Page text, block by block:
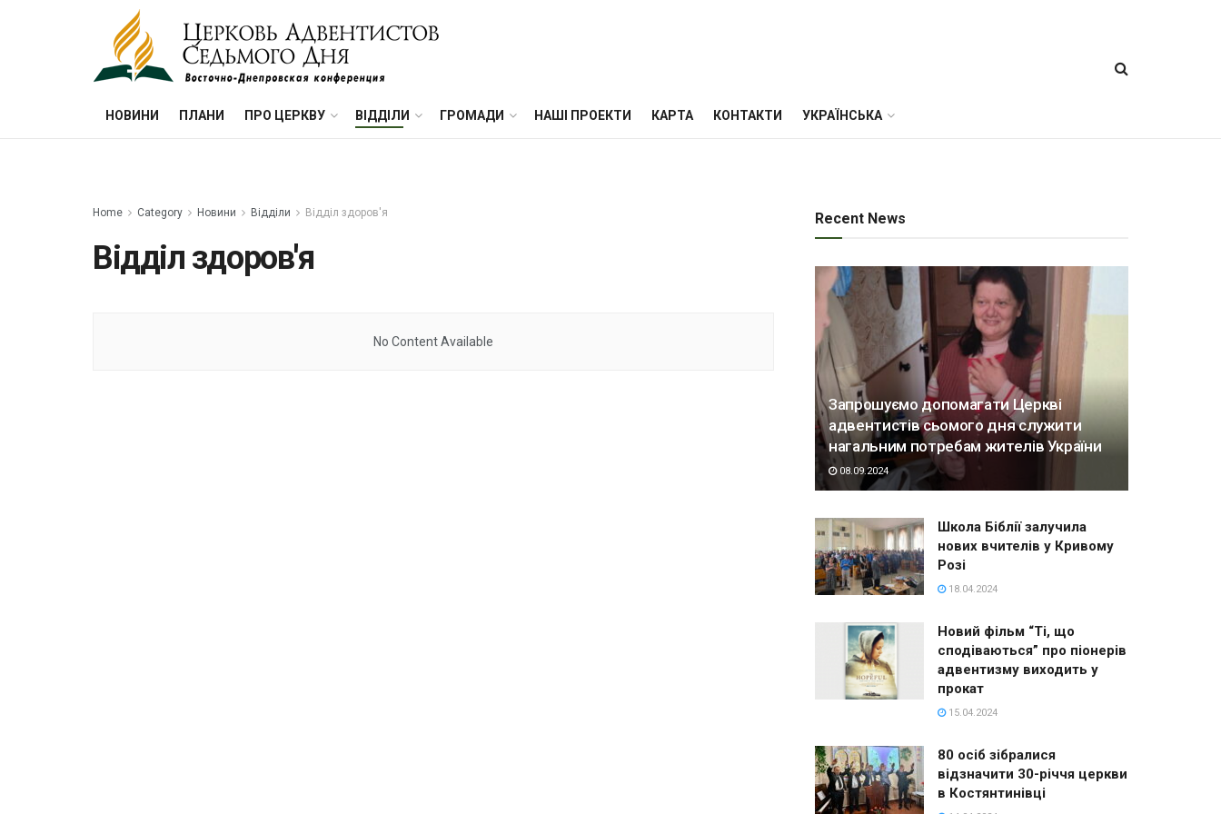
НОВИНИ ПЛАНИ ПРО ЦЕРКВУ ВІДДІЛИ ГРОМАДИ НАШІ ПРОЕКТИ КАРТА КОНТАКТИ УКРАЇНСЬКА
Home Category Новини Відділи Відділ здоров'я
Відділ здоров'я
No Content Available
Recent News
Запрошуємо допомагати Церкві
адвентистів сьомого дня служити
нагальним потребам жителів України
08.09.2024
Школа Біблії залучила
нових вчителів у Кривому
Розі
18.04.2024
Новий фільм “Ті, що
сподіваються” про піонерів
адвентизму виходить у
прокат
15.04.2024
80 осіб зібралися
відзначити 30-річчя церкви
в Костянтинівці